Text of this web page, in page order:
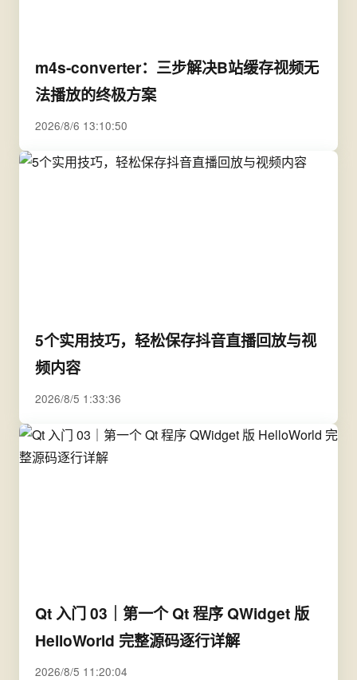
m4s-converter：三步解决B站缓存视频无
法播放的终极方案
2026/8/6 13:10:50
5个实用技巧，轻松保存抖音直播回放与视
频内容
2026/8/5 1:33:36
Qt 入门 03｜第一个 Qt 程序 QWidget 版
HelloWorld 完整源码逐行详解
2026/8/5 11:20:04